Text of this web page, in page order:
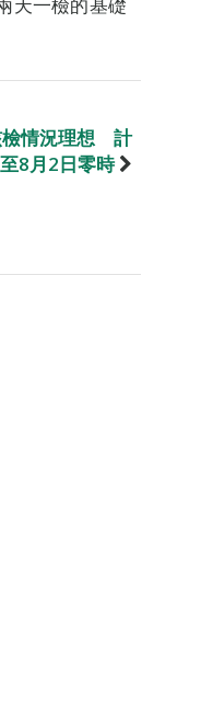
檢情況理想 計
8月2日零時